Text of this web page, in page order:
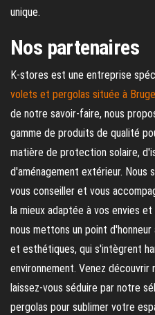
unique.
Nos partenaires
K-stores est une entreprise
volets et pergolas située à
de notre savoir-faire, nous
gamme de produits de qualité
matière de protection solaire,
d'aménagement extérieur. Nous
vous conseiller et vous
la mieux adaptée à vos envies
nous mettons un point
et esthétiques, qui s'intègrent
environnement. Venez
laissez-vous séduire par notre
pergolas pour sublimer votre